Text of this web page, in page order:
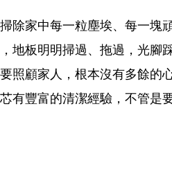
除家中每一粒塵埃、每一塊
地板明明掃過、拖過，光腳
照顧家人，根本沒有多餘的
有豐富的清潔經驗，不管是